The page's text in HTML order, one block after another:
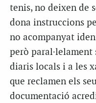
tenis, no deixen de
dona instruccions
no acompanyat
però
diaris locals i a les
que reclamen els
documentació